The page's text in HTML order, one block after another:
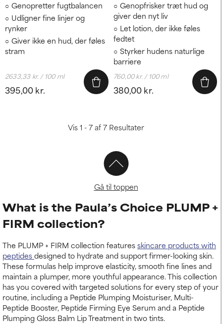
Genopretter fugtbalancen
Udligner fine linjer og
rynker
Giver ikke en hud, der føles
stram
395,00 kr.
2633,33 kr. / 100 ml
Genopfrisker træt hud og
giver den nyt liv
Let lotion, der ikke føles
fedtet
Styrker hudens naturlige
barriere
380,00 kr.
760,00 kr. / 100 ml
Vis 1 - 7 af 7 Resultater
Gå til toppen
What is the Paula’s Choice PLUMP +
FIRM collection?
The PLUMP + FIRM collection featuresskincare products with
peptidesdesigned to hydrate and support firmer-looking skin.
These formulas help improve elasticity, smooth fine lines and
maintain a plumper, more youthful appearance. This collection
has you covered with targeted solutions for every step of your
routine, including a Peptide Plumping Moisturiser, Multi-
Peptide Booster, Peptide Firming Eye Serum and a Peptide
Plumping Gloss Balm Lip Treatment in two tints.